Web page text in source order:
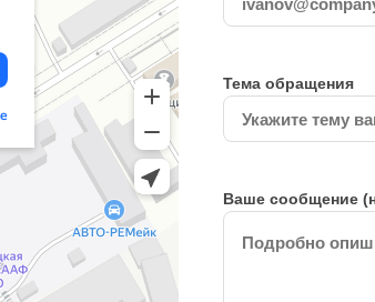
Тема обращения
Ваше сообщение